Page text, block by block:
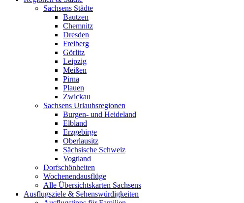
Sachsens Städte
Bautzen
Chemnitz
Dresden
Freiberg
Görlitz
Leipzig
Meißen
Pirna
Plauen
Zwickau
Sachsens Urlaubsregionen
Burgen- und Heideland
Elbland
Erzgebirge
Oberlausitz
Sächsische Schweiz
Vogtland
Dorfschönheiten
Wochenendausflüge
Alle Übersichtskarten Sachsens
Ausflugsziele & Sehenswürdigkeiten